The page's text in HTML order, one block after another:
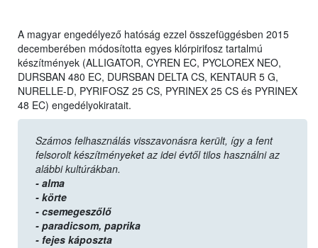
A magyar engedélyező hatóság ezzel összefüggésben 2015
decemberében módosította egyes klórpirifosz tartalmú
készítmények (ALLIGATOR, CYREN EC, PYCLOREX NEO,
DURSBAN 480 EC, DURSBAN DELTA CS, KENTAUR 5 G,
NURELLE-D, PYRIFOSZ 25 CS, PYRINEX 25 CS és PYRINEX
48 EC) engedélyokiratait.
Számos felhasználás visszavonásra került, így a fent
felsorolt készítményeket az idei évtől tilos használni az
alábbi kultúrákban.
- alma
- körte
- csemegeszőlő
- paradicsom, paprika
- fejes káposzta